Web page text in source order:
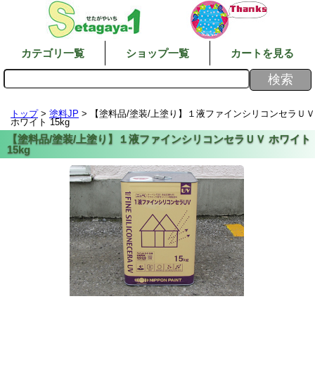
カテゴリ一覧 ショップ一覧 カートを見る
トップ> 塗料JP > 【塗料品/塗装/上塗り】１液ファインシリコンセラＵＶ
ホワイト 15kg